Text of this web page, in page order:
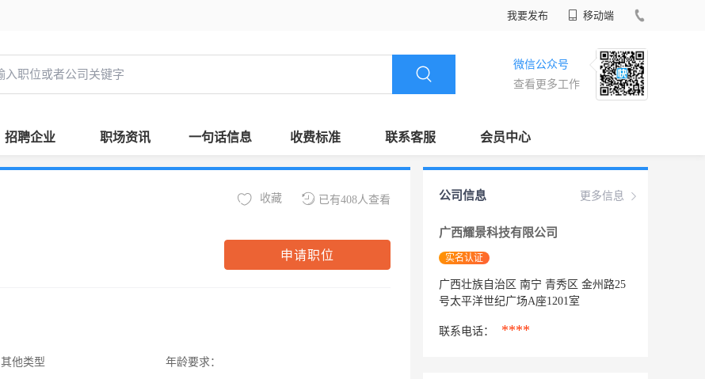
我要发布 移动端
微信公众号
查看更多工作
招聘企业 职场资讯 一句话信息 收费标准 联系客服 会员中心
已有408人查看
收藏
申请职位
其他类型
年龄要求：
更多信息
公司信息
广西耀景科技有限公司
实名认证
广西壮族自治区 南宁 青秀区 金州路25
号太平洋世纪广场A座1201室
联系电话： ****